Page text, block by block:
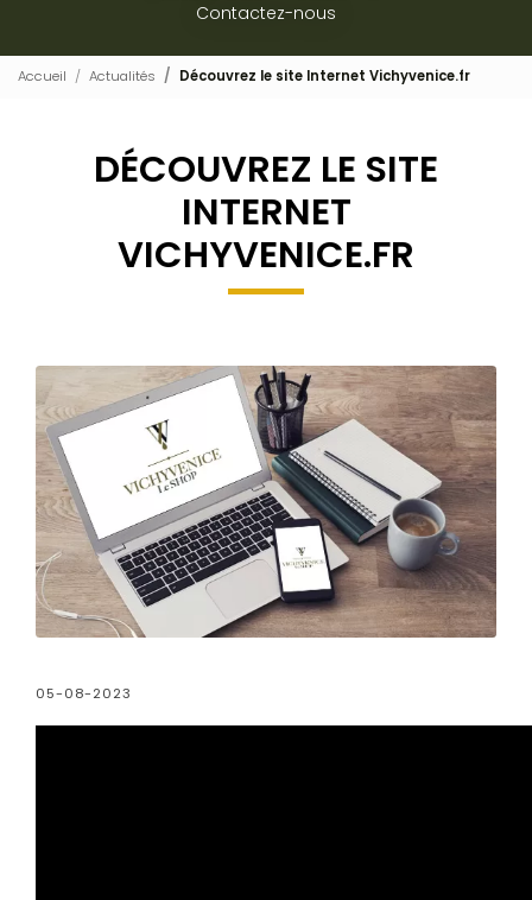
Contactez-nous
Accueil Actualités Découvrez le site Internet Vichyvenice.fr
DÉCOUVREZ LE SITE
INTERNET
VICHYVENICE.FR
05-08-2023